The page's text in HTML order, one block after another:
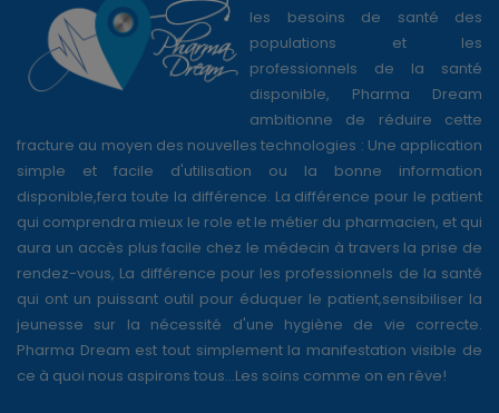
les besoins de santé des
populations et les
professionnels de la santé
disponible, Pharma Dream
ambitionne de réduire cette
fracture au moyen des nouvelles technologies : Une application
simple et facile d'utilisation ou la bonne information
disponible,fera toute la différence. La différence pour le patient
qui comprendra mieux le role et le métier du pharmacien, et qui
aura un accès plus facile chez le médecin à travers la prise de
rendez-vous, La différence pour les professionnels de la santé
qui ont un puissant outil pour éduquer le patient,sensibiliser la
jeunesse sur la nécessité d'une hygiène de vie correcte.
Pharma Dream est tout simplement la manifestation visible de
ce à quoi nous aspirons tous...Les soins comme on en rêve!